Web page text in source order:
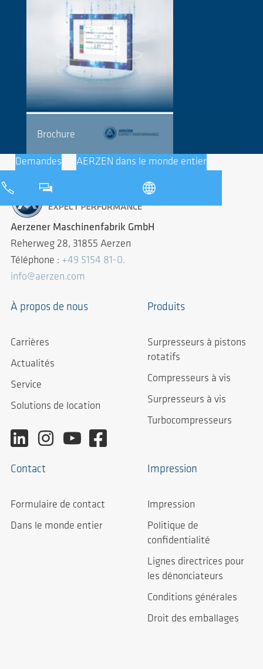
Brochure
Demandes AERZEN dans le monde entier
Aerzener Maschinenfabrik GmbH
Reherweg 28, 31855 Aerzen
Téléphone : +49 5154 81-0.
info@aerzen.com
À propos de nous
Carrières
Actualités
Service
Solutions de location
Produits
Surpresseurs à pistons
rotatifs
Compresseurs à vis
Surpresseurs à vis
Turbocompresseurs
Contact
Formulaire de contact
Dans le monde entier
Impression
Impression
Politique de
confidentialité
Lignes directrices pour
les dénonciateurs
Conditions générales
Droit des emballages